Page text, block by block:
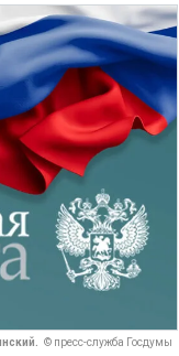
© пресс-служба Госдумы